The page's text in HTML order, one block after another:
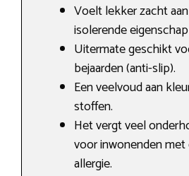
Voelt lekker zacht
isolerende
Uitermate geschikt
bejaarden (anti-slip).
Een veelvoud aan
stoffen.
Het vergt veel
voor inwonenden
allergie.